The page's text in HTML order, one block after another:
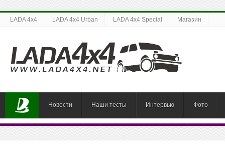
LADA 4x4 LADA 4x4 Urban LADA 4x4 Special Магазин
Новости Наши тесты Интервью Фото